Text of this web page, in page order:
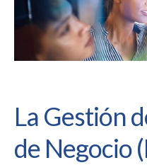
La Gestión
de Negocio